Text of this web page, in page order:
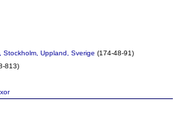
Stockholm, Uppland, Sverige (174-48-91)
813)